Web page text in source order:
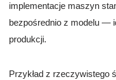
implementacje maszyn
bezpośrednio z modelu —
produkcji.
Przykład z rzeczywistego